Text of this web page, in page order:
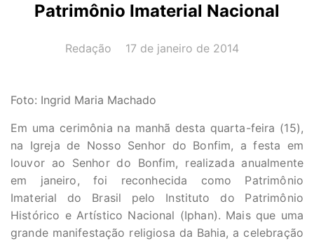
Patrimônio Imaterial Nacional
AUTOR(A):
Redação DATA:
17 de janeiro de 2014
Foto: Ingrid Maria Machado
Em uma cerimônia na manhã desta quarta-feira (15),
na Igreja de Nosso Senhor do Bonfim, a festa em
louvor ao Senhor do Bonfim, realizada anualmente
em janeiro, foi reconhecida como Patrimônio
Imaterial do Brasil pelo Instituto do Patrimônio
Histórico e Artístico Nacional (Iphan). Mais que uma
grande manifestação religiosa da Bahia, a celebração